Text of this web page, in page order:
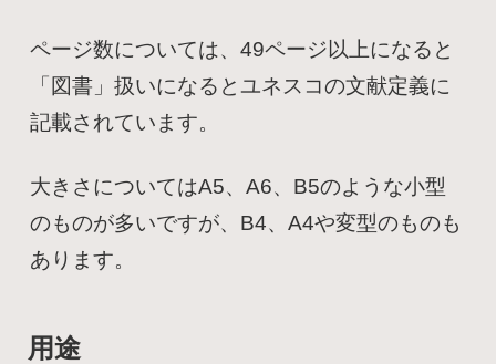
ページ数については、49ページ以上になると
「図書」扱いになるとユネスコの文献定義に
記載されています。
大きさについてはA5、A6、B5のような小型
のものが多いですが、B4、A4や変型のものも
あります。
用途